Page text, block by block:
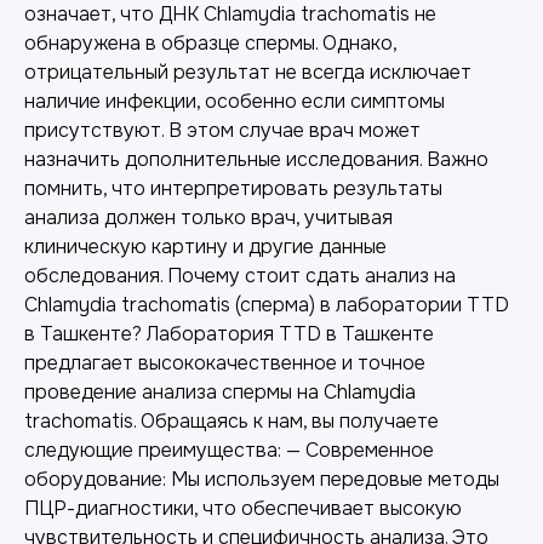
означает, что ДНК Chlamydia trachomatis не
обнаружена в образце спермы. Однако,
отрицательный результат не всегда исключает
наличие инфекции, особенно если симптомы
присутствуют. В этом случае врач может
назначить дополнительные исследования. Важно
помнить, что интерпретировать результаты
анализа должен только врач, учитывая
клиническую картину и другие данные
обследования. Почему стоит сдать анализ на
Chlamydia trachomatis (сперма) в лаборатории TTD
в Ташкенте? Лаборатория TTD в Ташкенте
предлагает высококачественное и точное
проведение анализа спермы на Chlamydia
trachomatis. Обращаясь к нам, вы получаете
следующие преимущества: — Современное
оборудование: Мы используем передовые методы
ПЦР-диагностики, что обеспечивает высокую
чувствительность и специфичность анализа. Это